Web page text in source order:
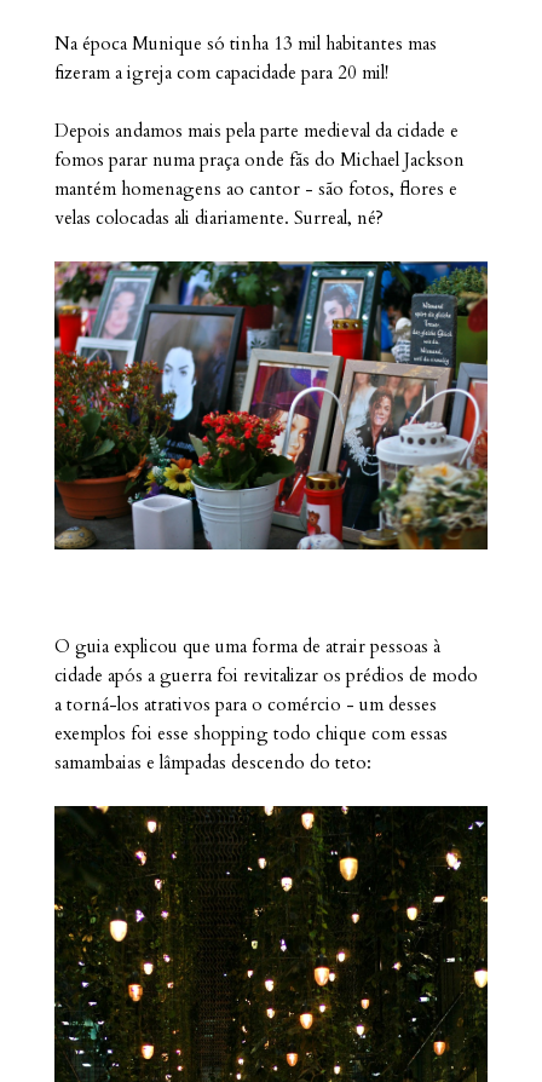
Na época Munique só tinha 13 mil habitantes mas
fizeram a igreja com capacidade para 20 mil!
Depois andamos mais pela parte medieval da cidade e
fomos parar numa praça onde fãs do Michael Jackson
mantém homenagens ao cantor - são fotos, flores e
velas colocadas ali diariamente. Surreal, né?
O guia explicou que uma forma de atrair pessoas à
cidade após a guerra foi revitalizar os prédios de modo
a torná-los atrativos para o comércio - um desses
exemplos foi esse shopping todo chique com essas
samambaias e lâmpadas descendo do teto: